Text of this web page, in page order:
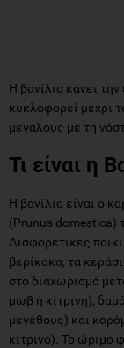
Η βανίλια κάνει
κυκλοφορεί μέχρι
μεγάλους με τη
Τι είναι η
Η βανίλια είναι ο
(Prunus domestica)
Διαφορετικές
βερίκοκα, τα
στο διαχωρισμό
μωβ ή κίτρινη),
μεγέθους) και
κίτρινο). Το ώριμο